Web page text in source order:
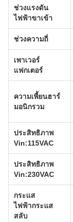
ช่วงแรงดัน
ไฟฟ้าขาเข้า
ช่วงความถี่
เพาเวอร์
แฟกเตอร์
ความเพี้ยนฮาร์
มอนิกรวม
ประสิทธิภาพ
Vin:115VAC
ประสิทธิภาพ
Vin:230VAC
กระแส
ไฟฟ้ากระแส
สลับ